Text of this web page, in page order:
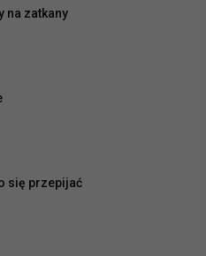
na zatkany
się przepijać